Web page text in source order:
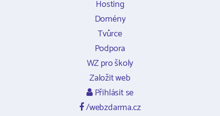
Hosting
Domény
Tvůrce
Podpora
WZ pro školy
Založit web
Přihlásit se
/webzdarma.cz